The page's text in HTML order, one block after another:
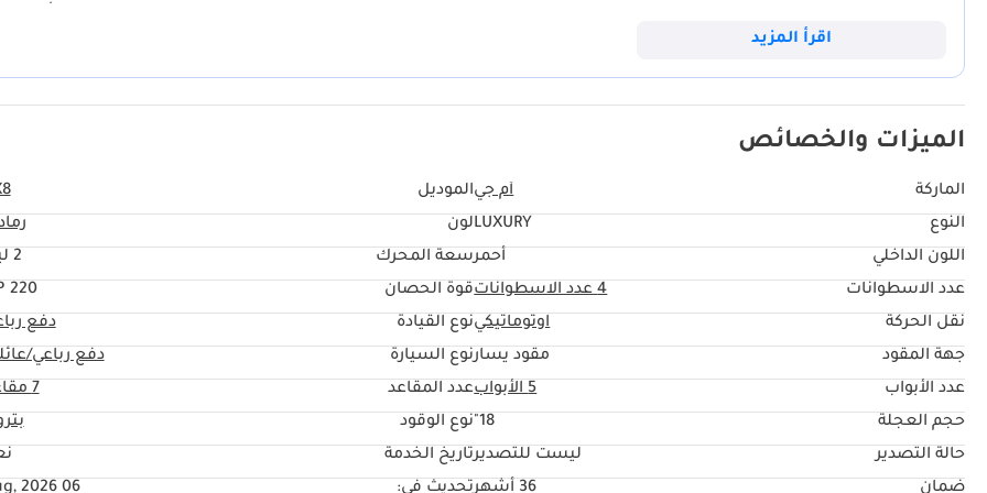
التنقلات اليومية في دبي أو الرياض، أو رحلات نهاية الأسبوع في الكثبان الرملية، تُعدّ هذه السيارة بمواصفات دول مجلس التعاون الخليجي خيارًا مثاليًا.
اقرأ المزيد
الميزات والخصائص
الماركة أم جيالموديل
النوع
LUXURYلون
اللون الداخلي
أحمرسعة المحرك
2 ليتر
عدد الاسطوانات
4عدد الاسطواناتقوة الحصان
220 HP
نقل الحركة
اوتوماتيكينوع القيادة
دفع
جهة المقود
مقود يسارنوع السيارة
دفع رباعي/
عدد الأبواب
5 الأبواب عدد المقاعد
7 مقاعد
حجم العجلة
18" نوع الوقود
حالة التصدير
ليست للتصديرتاريخ الخدمة
ضمان
36 أشهر تحديث في: 06 Aug, 2026